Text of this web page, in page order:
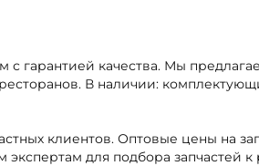
гарантией качества. Мы
В наличии:
клиентов. Оптовые цены на
экспертам для подбора